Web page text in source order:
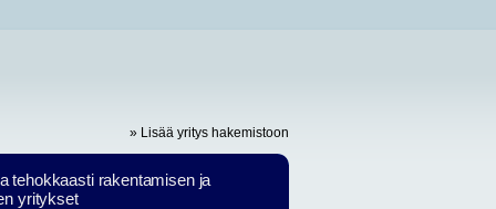
» Lisää yritys hakemistoon
tehokkaasti rakentamisen ja
yritykset